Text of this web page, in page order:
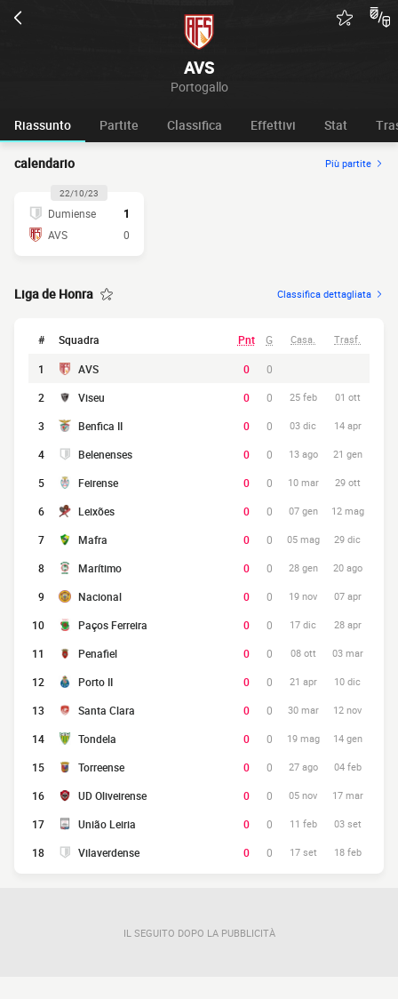
AVS
Portogallo
Riassunto Partite Classifica Effettivi Stat
calendario Più partite
22/10/23
Dumiense
1
AVS
0
Liga de Honra Classifica dettagliata
# Squadra Pnt G Casa. Trasf.
1 AVS 0
0
2
Viseu 0 0 25 feb 01 ott
3 Benfica II 0 0 03 dic 14 apr
4 Belenenses 0 0 13 ago 21 gen
5 Feirense 0 0 10 mar 29 ott
6 Leixões 0 0 07 gen 12 mag
7 Mafra 0 0 05 mag 29 dic
8 Marítimo 0 0 28 gen 20 ago
9 Nacional 0 0 19 nov 07 apr
10 Paços Ferreira 0 0 17 dic 28 apr
11 Penafiel 0 0 08 ott 03 mar
12 Porto II 0 0 21 apr 10 dic
13 Santa Clara 0 0 30 mar 12 nov
14 Tondela 0 0 19 mag 14 gen
15 Torreense 0 0 27 ago 04 feb
16 UD Oliveirense 0 0 05 nov 17 mar
17 União Leiria 0 0 11 feb 03 set
18 Vilaverdense 0 0 17 set 18 feb
IL SEGUITO DOPO LA PUBBLICITÀ